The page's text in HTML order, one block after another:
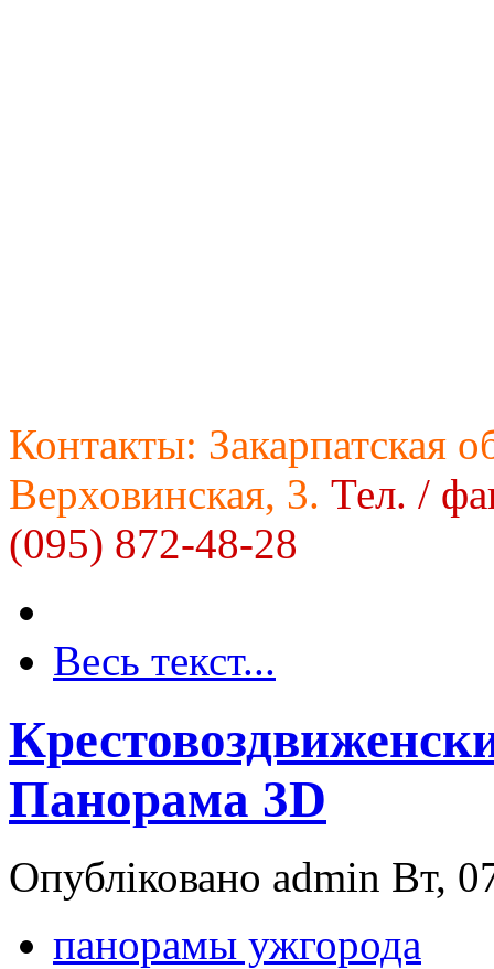
Контакты: Закарпатская
Верховинская, 3. Тел. /
(095) 872-48-28
Весь текст...
Панорама 3D
Опубліковано admin Вт,
панорамы ужгорода